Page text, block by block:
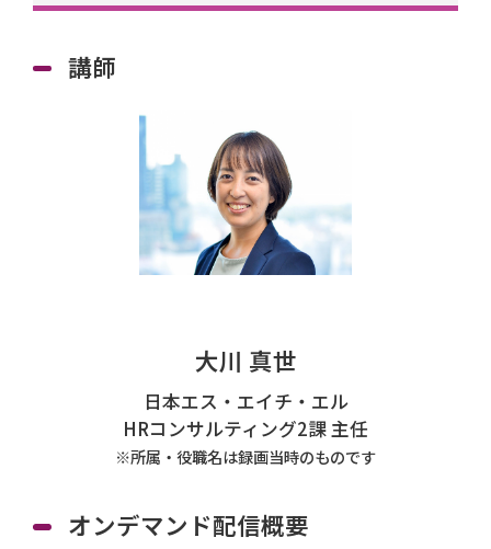
講師
大川 真世
日本エス・エイチ・エル
HRコンサルティング2課 主任
※所属・役職名は録画当時のものです
オンデマンド配信概要